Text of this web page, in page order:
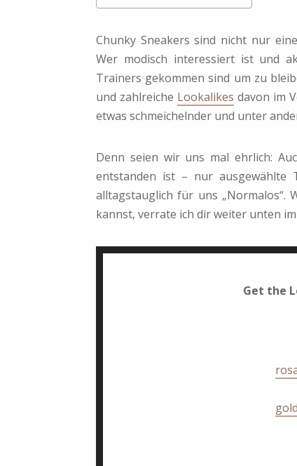
Chunky Sneakers sind nicht nur
Wer modisch interessiert ist und
Trainers gekommen sind um zu
und zahlreiche Lookalikes davon im
etwas schmeichelnder und unter
Denn seien wir uns mal ehrlich:
entstanden ist – nur ausgewählte
alltagstauglich für uns „Normalos“.
kannst, verrate ich dir weiter unten
Get the